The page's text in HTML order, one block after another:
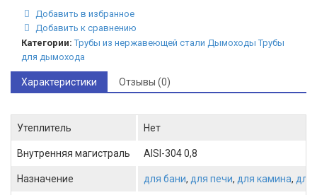
Добавить в избранное
Добавить к сравнению
Категории: Трубы из нержавеющей стали Дымоходы Трубы
для дымохода
Характеристики Отзывы (0)
Утеплитель Нет
Внутренняя магистраль AISI-304 0,8
Назначение для бани, для печи, для камина, для